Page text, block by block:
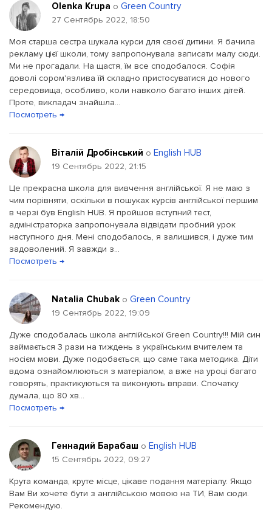
Olenka Krupa о Green Country
27 Сентябрь 2022, 18:50
Моя старша сестра шукала курси для своєї дитини. Я бачила
рекламу цієї школи, тому запропонувала записати малу сюди.
Ми не прогадали. На щастя, їм все сподобалося. Софія
доволі сором'язлива їй складно пристосуватися до нового
середовища, особливо, коли навколо багато інших дітей.
Проте, викладач знайшла...
Посмотреть →
Віталій Дробінський о English HUB
19 Сентябрь 2022, 21:15
Це прекрасна школа для вивчення англійської. Я не маю з
чим порівняти, оскільки в пошуках курсів англійської першим
в черзі був English HUB. Я пройшов вступний тест,
адміністраторка запропонувала відвідати пробний урок
наступного дня. Мені сподобалось, я залишився, і дуже тим
задоволений. Я завжди з...
Посмотреть →
Natalia Chubak о Green Country
19 Сентябрь 2022, 19:09
Дуже сподобалась школа англійської Green Country!!! Мій син
займається 3 рази на тиждень з українським вчителем та
носієм мови. Дуже подобається, що саме така методика. Діти
вдома ознайомлюються з матеріалом, а вже на уроці багато
говорять, практикуються та виконують вправи. Спочатку
думала, що 80 хв...
Посмотреть →
Геннадий Барабаш о English HUB
15 Сентябрь 2022, 09:27
Крута команда, круте місце, цікаве подання матеріалу. Якщо
Вам Ви хочете бути з англійською мовою на ТИ, Вам сюди.
Рекомендую.